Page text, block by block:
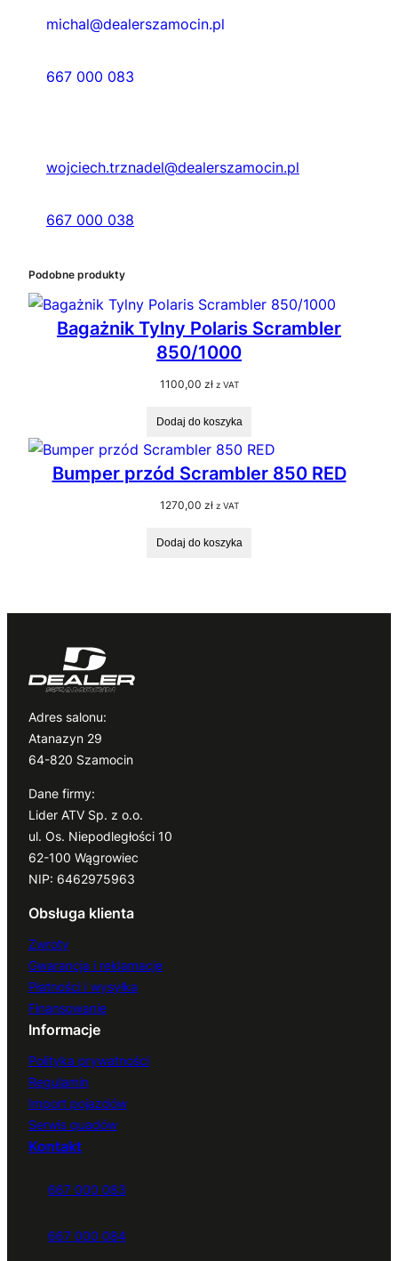
michal@dealerszamocin.pl
667 000 083
wojciech.trznadel@dealerszamocin.pl
667 000 038
Podobne produkty
Bagażnik Tylny Polaris Scrambler
850/1000
1100,00 zł z VAT
Dodaj do koszyka
Bumper przód Scrambler 850 RED
1270,00 zł z VAT
Dodaj do koszyka
Adres salonu:
Atanazyn 29
64-820 Szamocin
Dane firmy:
Lider ATV Sp. z o.o.
ul. Os. Niepodległości 10
62-100 Wągrowiec
NIP: 6462975963
Obsługa klienta
Zwroty
Gwarancja i reklamacje
Płatności i wysyłka
Finansowanie
Informacje
Polityka prywatności
Regulamin
Import pojazdów
Serwis quadów
Kontakt
667 000 083
667 000 084